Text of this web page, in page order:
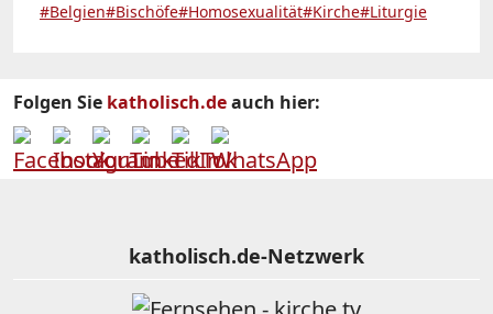
#Belgien#Bischöfe#Homosexualität#Kirche#Liturgie
Folgen Sie katholisch.deauch hier:
katholisch.de-Netzwerk